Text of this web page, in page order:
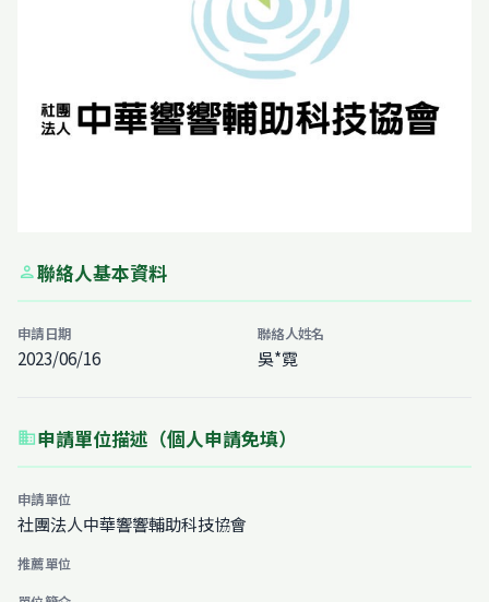
person聯絡人基本資料
申請日期
2023/06/16
聯絡人姓名
吳*霓
business申請單位描述（個人申請免填）
申請單位
社團法人中華響響輔助科技協會
推薦單位